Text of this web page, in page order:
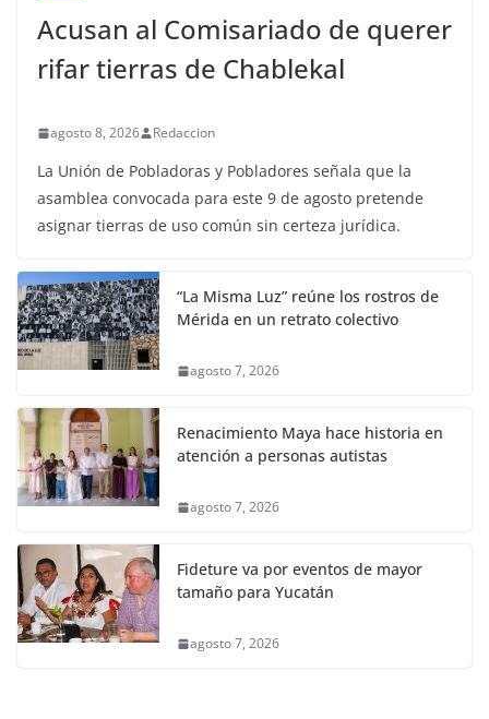
Acusan al Comisariado de querer
rifar tierras de Chablekal
agosto 8, 2026 Redaccion
La Unión de Pobladoras y Pobladores señala que la
asamblea convocada para este 9 de agosto pretende
asignar tierras de uso común sin certeza jurídica.
“La Misma Luz” reúne los rostros de
Mérida en un retrato colectivo
agosto 7, 2026
Renacimiento Maya hace historia en
atención a personas autistas
agosto 7, 2026
Fideture va por eventos de mayor
tamaño para Yucatán
agosto 7, 2026